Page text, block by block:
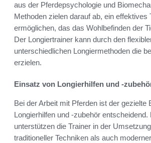
aus der Pferdepsychologie und
Methoden zielen darauf ab, ein effektives
ermöglichen, das das Wohlbefinden der
Der Longiertrainer kann durch den
unterschiedlichen Longiermethoden die
erzielen.
Einsatz von Longierhilfen und -
Bei der Arbeit mit Pferden ist der gezielte
Longierhilfen und -zubehör entscheidend.
unterstützen die Trainer in der
traditioneller Techniken als auch